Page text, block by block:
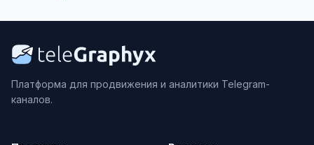
Платформа для продвижения и аналитики Telegram-
каналов.